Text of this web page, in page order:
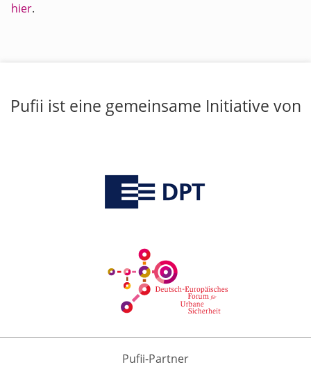
hier.
Pufii ist eine gemeinsame Initiative von
Pufii-Partner